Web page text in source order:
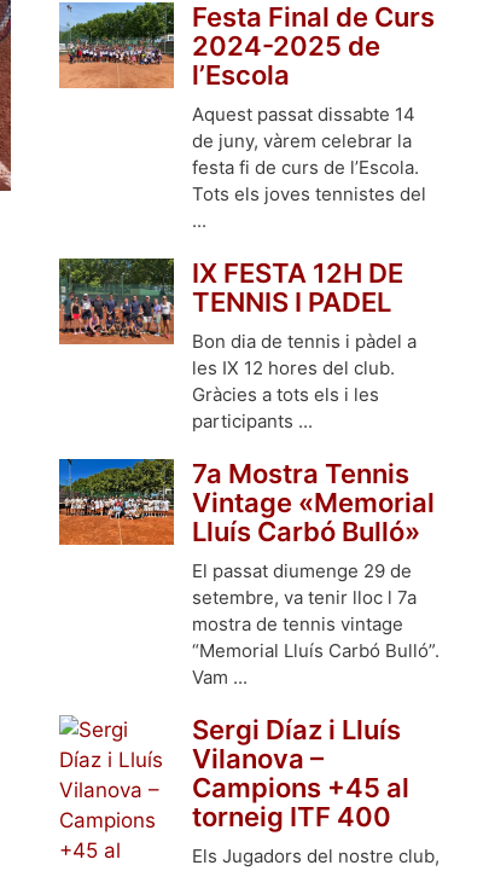
Festa Final de Curs
2024-2025 de
l’Escola
Aquest passat dissabte 14
de juny, vàrem celebrar la
festa fi de curs de l’Escola.
Tots els joves tennistes del
...
IX FESTA 12H DE
TENNIS I PADEL
Bon dia de tennis i pàdel a
les IX 12 hores del club.
Gràcies a tots els i les
participants ...
7a Mostra Tennis
Vintage «Memorial
Lluís Carbó Bulló»
El passat diumenge 29 de
setembre, va tenir lloc l 7a
mostra de tennis vintage
“Memorial Lluís Carbó Bulló”.
Vam ...
Sergi Díaz i Lluís
Vilanova –
Campions +45 al
torneig ITF 400
Els Jugadors del nostre club,